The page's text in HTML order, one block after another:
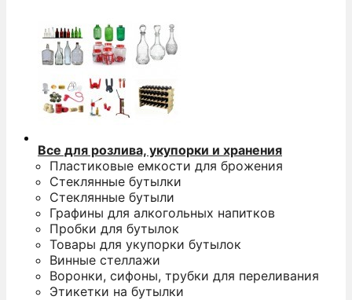
Все для розлива, укупорки и хранения
Пластиковые емкости для брожения
Стеклянные бутылки
Стеклянные бутыли
Графины для алкогольных напитков
Пробки для бутылок
Товары для укупорки бутылок
Винные стеллажи
Воронки, сифоны, трубки для переливания
Этикетки на бутылки